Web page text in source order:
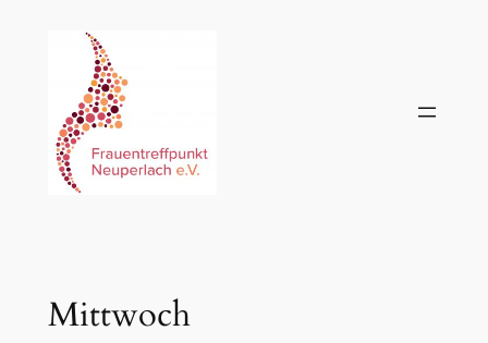
Mittwoch